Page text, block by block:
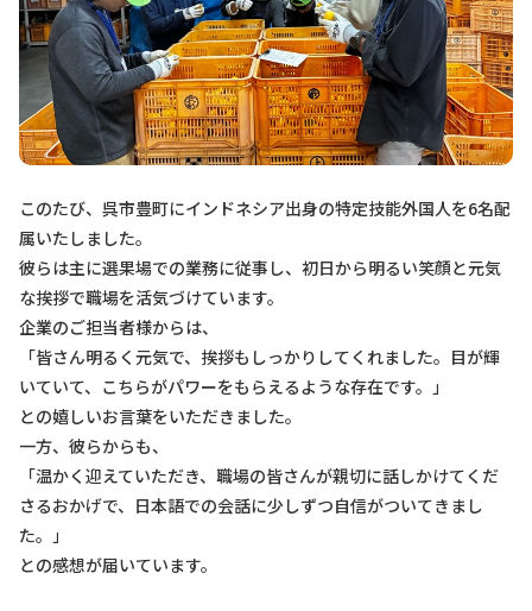
このたび、呉市豊町にインドネシア出身の特定技能外国人を6名配
属いたしました。
彼らは主に選果場での業務に従事し、初日から明るい笑顔と元気
な挨拶で職場を活気づけています。
企業のご担当者様からは、
「皆さん明るく元気で、挨拶もしっかりしてくれました。目が輝
いていて、こちらがパワーをもらえるような存在です。」
との嬉しいお言葉をいただきました。
一方、彼らからも、
「温かく迎えていただき、職場の皆さんが親切に話しかけてくだ
さるおかげで、日本語での会話に少しずつ自信がついてきまし
た。」
との感想が届いています。